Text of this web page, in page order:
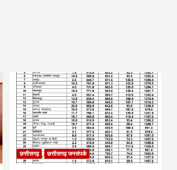
छत्तीसगढ़ छत्तीसगढ़ जनसंपर्क